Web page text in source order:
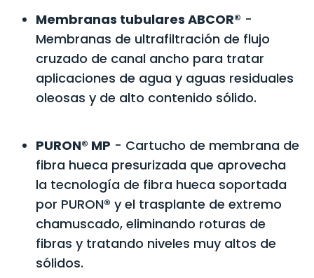
Membranas tubulares ABCOR® -
Membranas de ultrafiltración de flujo
cruzado de canal ancho para tratar
aplicaciones de agua y aguas residuales
oleosas y de alto contenido sólido.
PURON® MP - Cartucho de membrana de
fibra hueca presurizada que aprovecha
la tecnología de fibra hueca soportada
por PURON® y el trasplante de extremo
chamuscado, eliminando roturas de
fibras y tratando niveles muy altos de
sólidos.